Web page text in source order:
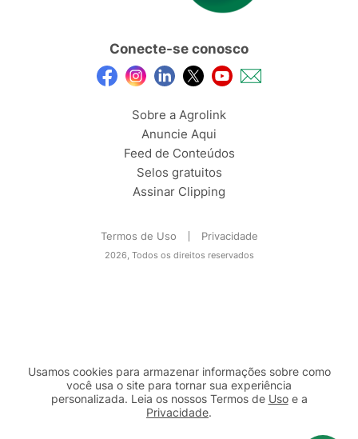
Conecte-se conosco
Sobre a Agrolink
Anuncie Aqui
Feed de Conteúdos
Selos gratuitos
Assinar Clipping
Termos de Uso Privacidade
2026, Todos os direitos reservados
Usamos cookies para armazenar informações sobre como
você usa o site para tornar sua experiência
personalizada. Leia os nossos Termos de Usoe a
Privacidade.